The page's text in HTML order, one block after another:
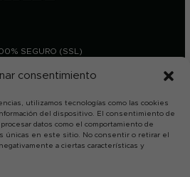
consentimiento
utilizamos tecnologías como las cookies
del dispositivo. El consentimiento de
datos como el comportamiento de
únicas en este sitio. No consentir o retirar el
a ciertas características y
SEGURO (SSL)